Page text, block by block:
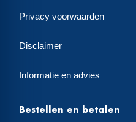
Privacy voorwaarden
Disclaimer
Informatie en advies
Bestellen en betalen